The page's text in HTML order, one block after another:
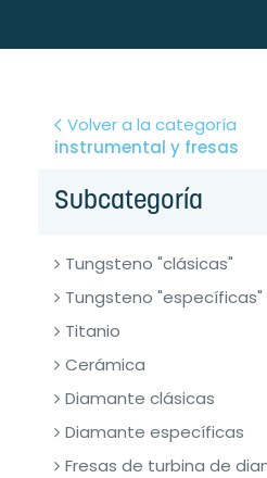
Volver a la categoría
instrumental y fresas
Subcategoría
Tungsteno "clásicas"
Tungsteno "específicas"
Titanio
Cerámica
Diamante clásicas
Diamante específicas
Fresas de turbina de